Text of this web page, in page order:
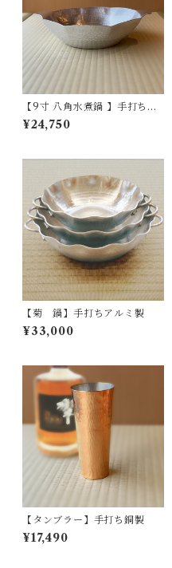
【9寸 八角水煮鍋 】手打ちア
ルミ製
¥24,750
【菊 鍋】手打ちアルミ製
¥33,000
【タンブラー】手打ち銅製
¥17,490